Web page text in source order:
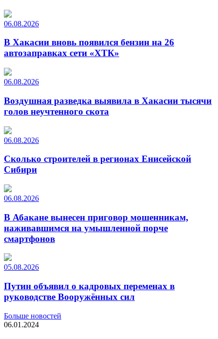
06.08.2026
В Хакасии вновь появился бензин на 26
автозаправках сети «ХТК»
06.08.2026
Воздушная разведка выявила в Хакасии тысячи
голов неучтенного скота
06.08.2026
Сколько строителей в регионах Енисейской
Сибири
06.08.2026
В Абакане вынесен приговор мошенникам,
наживавшимся на умышленной порче
смартфонов
05.08.2026
Путин объявил о кадровых переменах в
руководстве Вооружённых сил
Больше новостей
06.01.2024